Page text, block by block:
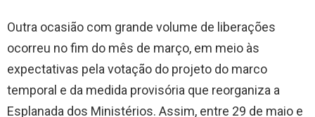
Outra ocasião com grande volume de liberações
ocorreu no fim do mês de março, em meio às
expectativas pela votação do projeto do marco
temporal e da medida provisória que reorganiza a
Esplanada dos Ministérios. Assim, entre 29 de maio e